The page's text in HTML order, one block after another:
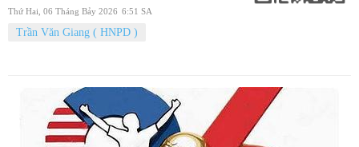
Thứ Hai, 06 Tháng Bảy 2026 6:51 SA
Trần Văn Giang ( HNPD )